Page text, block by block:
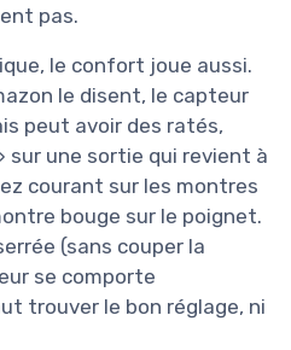
pas.
le confort joue aussi.
le disent, le capteur
peut avoir des ratés,
sur une sortie qui revient à
courant sur les montres
bouge sur le poignet.
(sans couper la
se comporte
trouver le bon réglage, ni